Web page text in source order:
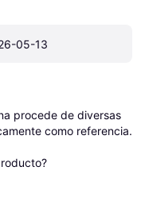
05-13
procede de diversas
como referencia.